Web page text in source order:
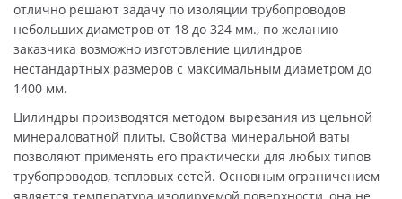
отлично решают задачу по изоляции трубопроводов
небольших диаметров от 18 до 324 мм., по желанию
заказчика возможно изготовление цилиндров
нестандартных размеров с максимальным диаметром до
1400 мм.
Цилиндры производятся методом вырезания из цельной
минераловатной плиты. Свойства минеральной ваты
позволяют применять его практически для любых типов
трубопроводов, тепловых сетей. Основным ограничением